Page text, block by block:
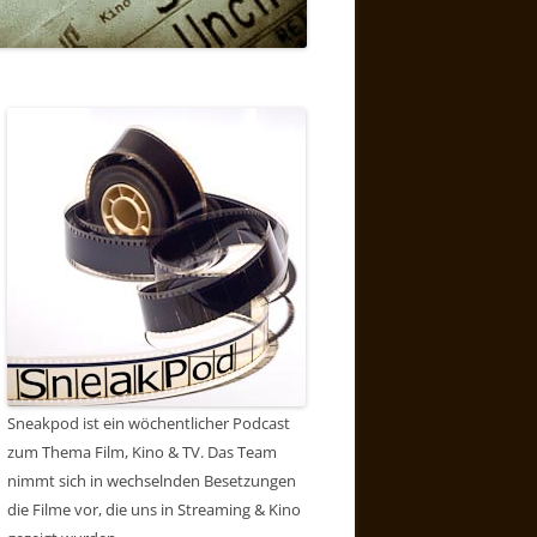
Sneakpod ist ein wöchentlicher Podcast
zum Thema Film, Kino & TV. Das Team
nimmt sich in wechselnden Besetzungen
die Filme vor, die uns in Streaming & Kino